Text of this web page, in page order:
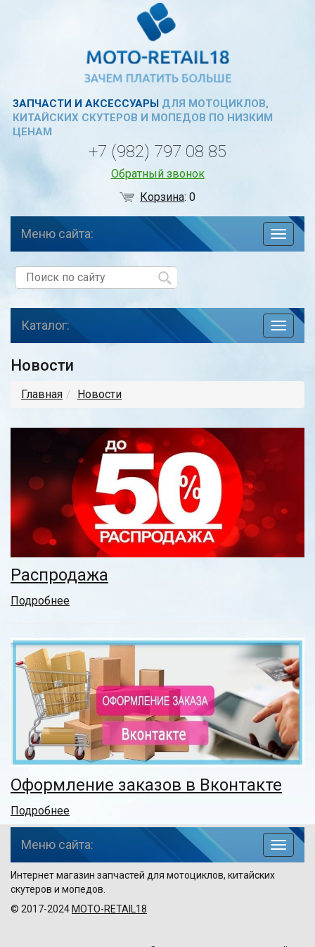
ЗАПЧАСТИ И АКСЕССУАРЫДЛЯ МОТОЦИКЛОВ,
КИТАЙСКИХ СКУТЕРОВ И МОПЕДОВ ПО НИЗКИМ
ЦЕНАМ
+7 (982) 797 08 85
Обратный звонок
Корзина:0
по
Меню сайта:
toggle
Каталог:
Новости
Главная Новости
Распродажа
Подробнее
Оформление заказов в Вконтакте
Подробнее
по
Меню сайта:
Интернет магазин запчастей для мотоциклов, китайских
скутеров и мопедов.
© 2017-2024 MOTO-RETAIL18